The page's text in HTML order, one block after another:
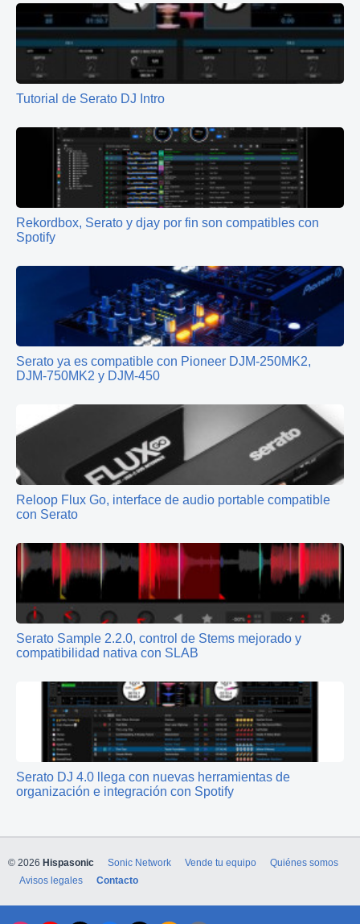
Tutorial de Serato DJ Intro
Rekordbox, Serato y djay por fin son compatibles con
Spotify
Serato ya es compatible con Pioneer DJM-250MK2,
DJM-750MK2 y DJM-450
Reloop Flux Go, interface de audio portable compatible
con Serato
Serato Sample 2.2.0, control de Stems mejorado y
compatibilidad nativa con SLAB
Serato DJ 4.0 llega con nuevas herramientas de
organización e integración con Spotify
© 2026 Hispasonic Sonic Network Vende tu equipo
Quiénes somos
Avisos legales
Contacto